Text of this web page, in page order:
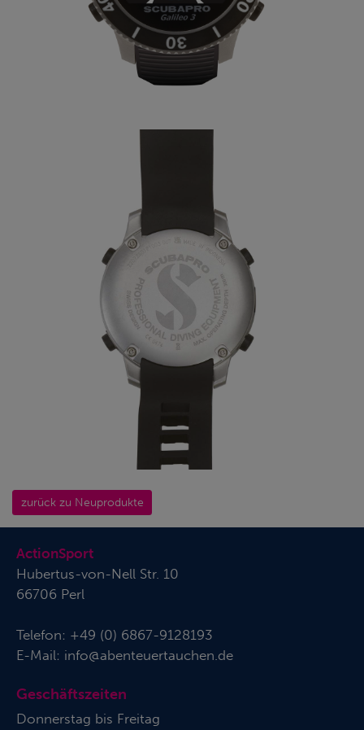
zurück zu Neuprodukte
ActionSport
Hubertus-von-Nell Str. 10
66706 Perl
Telefon: +49 (0) 6867-9128193
E-Mail: info@abenteuertauchen.de
Geschäftszeiten
Donnerstag bis Freitag